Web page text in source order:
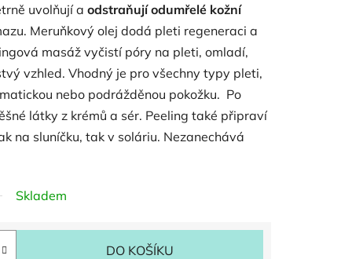
uvolňují a odstraňují odumřelé kožní
Meruňkový olej dodá pleti regeneraci a
masáž vyčistí póry na pleti, omladí,
vzhled. Vhodný je pro všechny typy pleti,
nebo podrážděnou pokožku. Po
látky z krémů a sér. Peeling také připraví
na sluníčku, tak v soláriu. Nezanechává
Skladem
DO KOŠÍKU